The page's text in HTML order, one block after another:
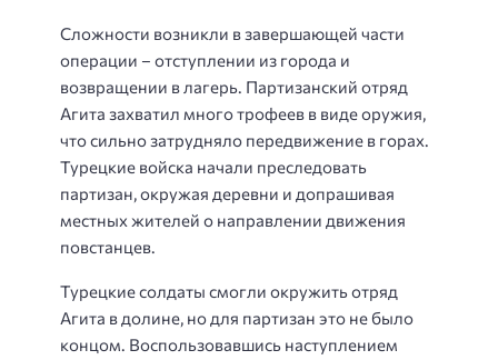
Сложности возникли в завершающей части
операции – отступлении из города и
возвращении в лагерь. Партизанский отряд
Агита захватил много трофеев в виде оружия,
что сильно затрудняло передвижение в горах.
Турецкие войска начали преследовать
партизан, окружая деревни и допрашивая
местных жителей о направлении движения
повстанцев.
Турецкие солдаты смогли окружить отряд
Агита в долине, но для партизан это не было
концом. Воспользовавшись наступлением